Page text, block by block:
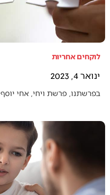
לוקחים אחריות
ינואר 4, 2023
בפרשתנו, פרשת ויחי, אחי יוסף